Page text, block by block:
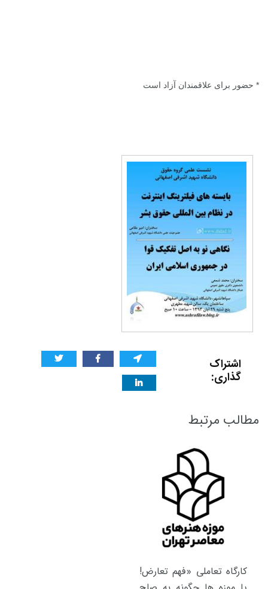
* حضور برای علاقمندان آزاد است
اشتراک
گذاری:
مطالب مرتبط
کارگاه تعاملی «فهم تعارض!